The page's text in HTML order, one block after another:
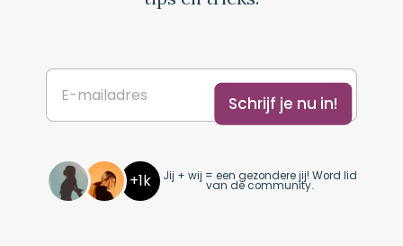
Schrijf je nu in!
+1k Jij + wij = een gezondere jij! Word lid
van de community.